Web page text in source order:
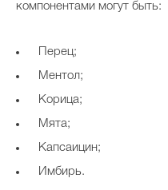
Beauty- битвы
Тесты
Викторины
компонентами могут быть:
Перец;
Ментол;
Корица;
Мята;
Капсаицин;
Имбирь.